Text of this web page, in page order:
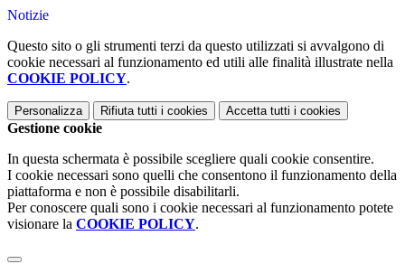
Notizie
Questo sito o gli strumenti terzi da questo utilizzati si avvalgono di
cookie necessari al funzionamento ed utili alle finalità illustrate nella
COOKIE POLICY.
Personalizza Rifiuta tutti i cookies Accetta tutti i cookies
Gestione cookie
In questa schermata è possibile scegliere quali cookie consentire.
I cookie necessari sono quelli che consentono il funzionamento della
piattaforma e non è possibile disabilitarli.
Per conoscere quali sono i cookie necessari al funzionamento potete
visionare la COOKIE POLICY.